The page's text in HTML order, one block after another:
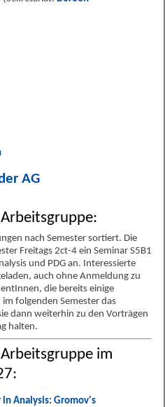
AG
nach Semester sortiert. Die
Freitags 2ct-4 ein Seminar S5B1
und PDG an. Interessierte
auch ohne Anmeldung zu
die bereits einige
folgenden Semester das
dann weiterhin zu den Vorträgen
halten.
im
in Analysis: Gromov's